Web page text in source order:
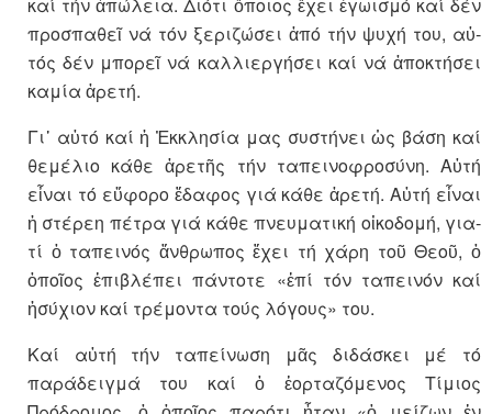
προσπαθεῖ νά τόν ξεριζώσει ἀπό τήν ψυχή του, αὐ­
τός δέν μπο­ρεῖ νά καλλιεργήσει καί νά ἀπο­κτήσει
καμία ἀρετή.
Γι᾽ αὐτό καί ἡ Ἐκκλησία μας συ­στήνει ὡς βάση καί
θεμέλιο κάθε ἀρετῆς τήν ταπεινοφροσύνη. Αὐτή
εἶναι τό εὔφορο ἔδαφος γιά κάθε ἀρετή. Αὐτή εἶναι
ἡ στέρεη πέτρα γιά κάθε πνευματική οἰκοδομή, για­
τί ὁ ταπεινός ἄνθρωπος ἔχει τή χάρη τοῦ Θεοῦ, ὁ
ὁποῖος ἐπιβλέπει πάντοτε «ἐπί τόν ταπεινόν καί
ἡσύχιον καί τρέμοντα τούς λό­γους» του.
Καί αὐτή τήν ταπείνωση μᾶς δι­δάσκει μέ τό
παράδειγμά του καί ὁ ἑορταζόμενος Τίμιος